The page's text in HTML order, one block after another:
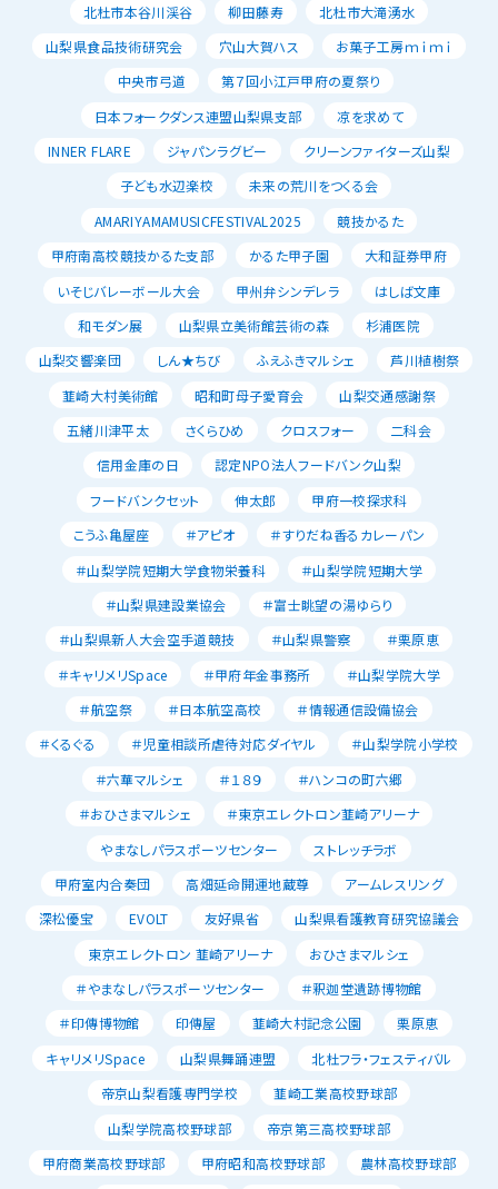
北杜市本谷川渓谷
柳田藤寿
北杜市大滝湧水
山梨県食品技術研究会
穴山大賀ハス
お菓子工房ｍｉｍｉ
中央市弓道
第７回小江戸甲府の夏祭り
日本フォークダンス連盟山梨県支部
凉を求めて
INNER FLARE
ジャパンラグビー
クリーンファイターズ山梨
子ども水辺楽校
未来の荒川をつくる会
AMARIYAMAMUSICFESTIVAL2025
競技かるた
甲府南高校競技かるた支部
かるた甲子園
大和証券甲府
いそじバレーボール大会
甲州弁シンデレラ
はしば文庫
和モダン展
山梨県立美術館芸術の森
杉浦医院
山梨交響楽団
しん★ちび ふえふきマルシェ
芦川植樹祭
韮崎大村美術館
昭和町母子愛育会
山梨交通感謝祭
五緒川津平太
さくらひめ クロスフォー
二科会
信用金庫の日
認定NPO法人フードバンク山梨
フードバンクセット
伸太郎
甲府一校探求科
こうふ亀屋座
＃アピオ
＃すりだね香るカレーパン
＃山梨学院短期大学食物栄養科
＃山梨学院短期大学
＃山梨県建設業協会
＃富士眺望の湯ゆらり
＃山梨県新人大会空手道競技
＃山梨県警察
＃栗原恵
＃キャリメリSpace
＃甲府年金事務所
＃山梨学院大学
＃航空祭
＃日本航空高校
＃情報通信設備協会
＃くるぐる
＃児童相談所虐待対応ダイヤル
＃山梨学院小学校
＃六華マルシェ
＃１８９
＃ハンコの町六郷
＃おひさまマルシェ
＃東京エレクトロン韮崎アリーナ
やまなしパラスポーツセンター
ストレッチラボ
甲府室内合奏団
高畑延命開運地蔵尊
アームレスリング
深松優宝
EVOLT 友好県省
山梨県看護教育研究協議会
東京エレクトロン 韮崎アリーナ
おひさまマルシェ
＃やまなしパラスポーツセンター
＃釈迦堂遺跡博物館
＃印傳博物館
印傳屋 韮崎大村記念公園
栗原恵
キャリメリSpace
山梨県舞踊連盟
北杜フラ・フェスティバル
帝京山梨看護専門学校
韮崎工業高校野球部
山梨学院高校野球部
帝京第三高校野球部
甲府商業高校野球部
甲府昭和高校野球部
農林高校野球部